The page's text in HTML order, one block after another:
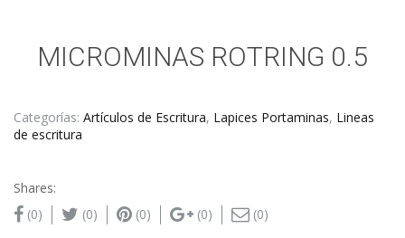
MICROMINAS ROTRING 0.5
Categorías: Artículos de Escritura, Lapices Portaminas, Lineas
de escritura
Shares:
(0)
(0) (0) (0) (0)